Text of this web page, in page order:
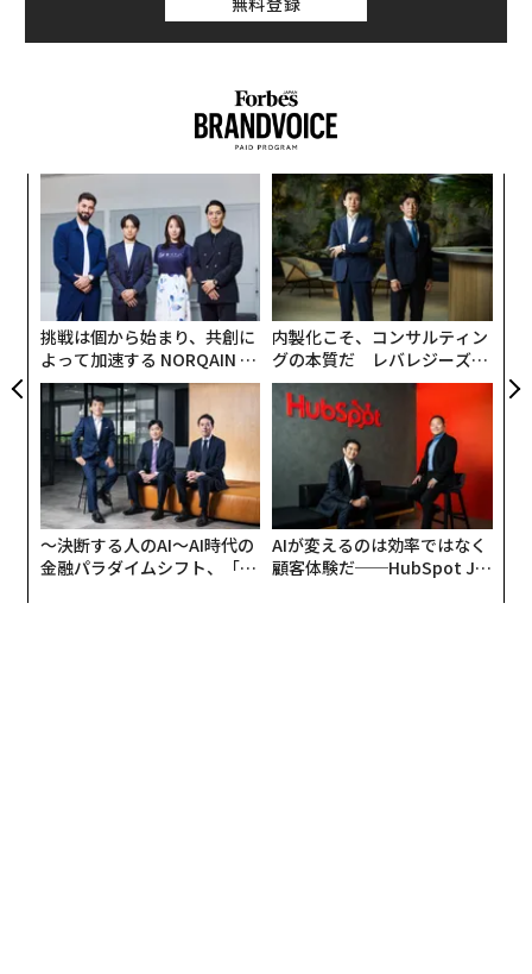
挑戦は個から始まり、共創に
よって加速する NORQAIN JA
PAN 特別座談会
内製化こそ、コンサルティン
グの本質だ レバレジーズが
実践する、次世代ファームの
全貌
〜決断する人のAI〜AI時代の
金融パラダイムシフト、「超
AIが変えるのは効率ではなく
顧客体験だ──HubSpot Ja